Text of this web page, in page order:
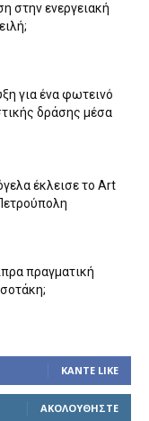
στην ενεργειακή
για ένα φωτεινό
δράσης μέσα
έκλεισε το Art
πραγματική
ΚΆΝΤΕ LIKE
ΑΚΟΛΟΥΘΉΣΤΕ